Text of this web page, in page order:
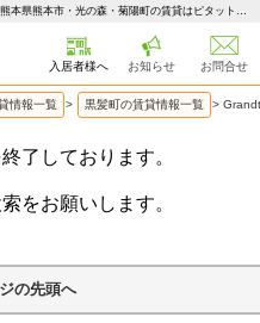
Grandtic Premio熊大前黒髪町の1LDK賃貸アパート | 熊本県熊本市・光の森・菊陽町の賃貸はピタットハウス 熊本賃貸サポート
入居者様へ お知らせ お問合せ
情報一覧 > 黒髪町の賃貸情報一覧 >
了しております。
をお願いします。
の先頭へ